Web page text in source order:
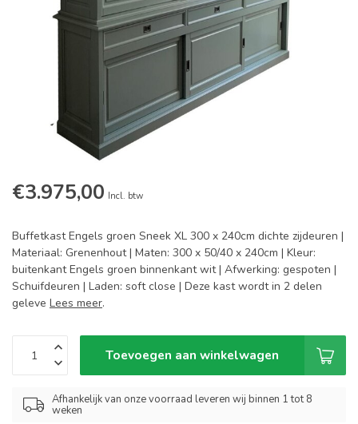
€3.975,00 Incl. btw
Buffetkast Engels groen Sneek XL 300 x 240cm dichte zijdeuren |
Materiaal: Grenenhout | Maten: 300 x 50/40 x 240cm | Kleur:
buitenkant Engels groen binnenkant wit | Afwerking: gespoten |
Schuifdeuren | Laden: soft close | Deze kast wordt in 2 delen
geleve Lees meer.
Toevoegen aan winkelwagen
Afhankelijk van onze voorraad leveren wij binnen 1 tot 8
weken